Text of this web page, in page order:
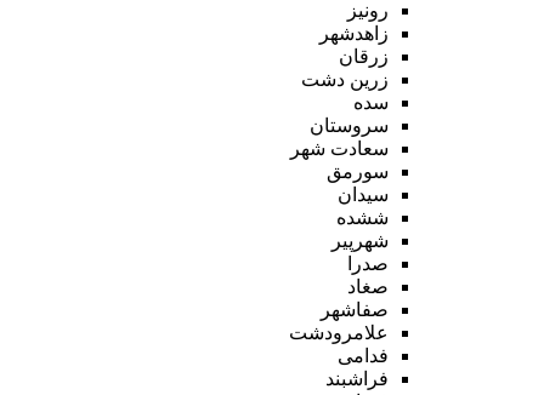
رونیز
زاهدشهر
زرقان
زرین دشت
سده
سروستان
سعادت شهر
سورمق
سیدان
ششده
شهرپیر
صدرا
صغاد
صفاشهر
علامرودشت
فدامی
فراشبند